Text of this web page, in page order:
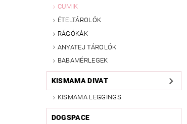
CUMIK
ÉTELTÁROLÓK
RÁGÓKÁK
ANYATEJ TÁROLÓK
BABAMÉRLEGEK
KISMAMA DIVAT
KISMAMA LEGGINGS
DOGSPACE